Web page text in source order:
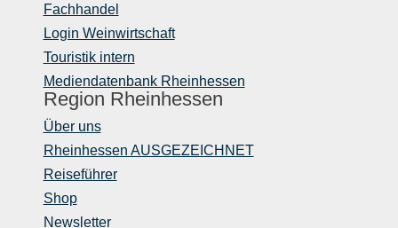
Fachhandel
Login Weinwirtschaft
Touristik intern
Mediendatenbank Rheinhessen
Region Rheinhessen
Über uns
Rheinhessen AUSGEZEICHNET
Reiseführer
Shop
Newsletter